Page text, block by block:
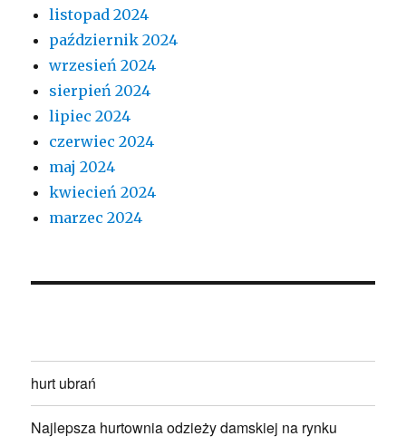
listopad 2024
październik 2024
wrzesień 2024
sierpień 2024
lipiec 2024
czerwiec 2024
maj 2024
kwiecień 2024
marzec 2024
hurt ubrań
Najlepsza hurtownia odzieży damskiej na rynku